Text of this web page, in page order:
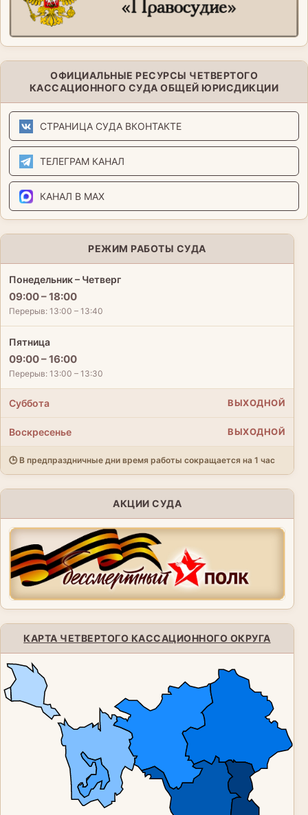
ОФИЦИАЛЬНЫЕ РЕСУРСЫ ЧЕТВЕРТОГО
КАССАЦИОННОГО СУДА ОБЩЕЙ ЮРИСДИКЦИИ
СТРАНИЦА СУДА ВКОНТАКТЕ
ТЕЛЕГРАМ КАНАЛ
КАНАЛ В MAX
РЕЖИМ РАБОТЫ СУДА
Понедельник – Четверг
09:00 – 18:00
Перерыв: 13:00 – 13:40
Пятница
09:00 – 16:00
Перерыв: 13:00 – 13:30
Суббота ВЫХОДНОЙ
Воскресенье ВЫХОДНОЙ
🕒 В предпраздничные дни время работы сокращается на 1 час
АКЦИИ СУДА
КАРТА ЧЕТВЕРТОГО КАССАЦИОННОГО ОКРУГА